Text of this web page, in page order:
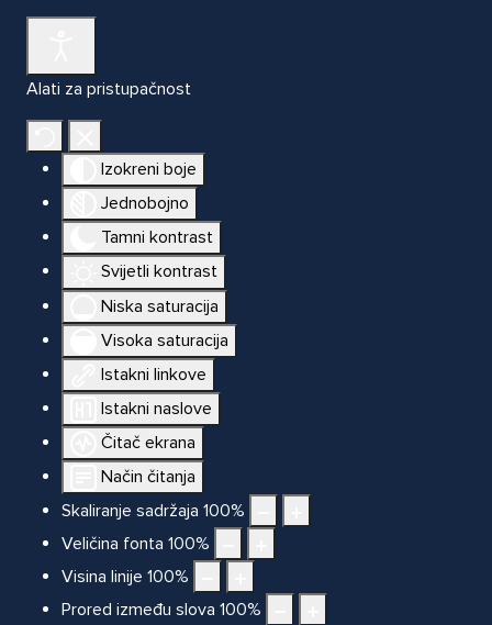
Alati za pristupačnost
Izokreni boje
Jednobojno
Tamni kontrast
Svijetli kontrast
Niska saturacija
Visoka saturacija
Istakni linkove
Istakni naslove
Čitač ekrana
Način čitanja
Skaliranje sadržaja 100%
Veličina fonta 100%
Visina linije 100%
Prored između slova 100%